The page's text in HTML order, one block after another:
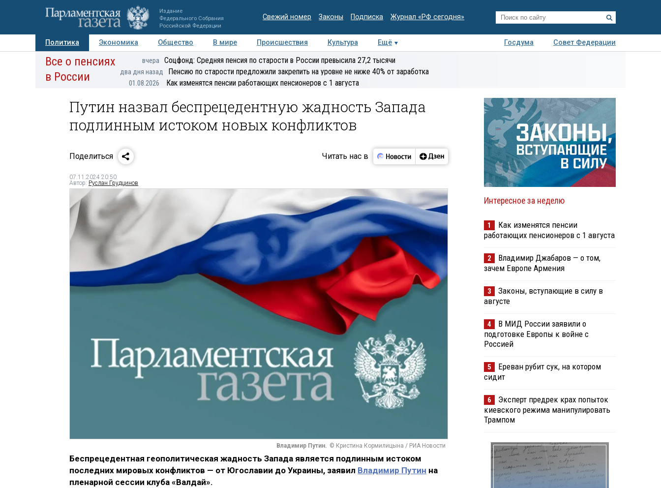
Издание
Федерального Собрания
Российской Федерации
Свежий номер Законы Подписка Журнал «РФ сегодня»
Политика Экономика Общество В мире Происшествия Культура Ещё Госдума
Совет Федерации
Авторы Персоны Мнения Регионы Медиацентр Интервью Колумнисты
экспертиза
Все о пенсиях
в России
вчера Соцфонд: Средняя пенсия по старости в России превысила 27,2 тысячи
два дня назад Пенсию по старости предложили закрепить на уровне не ниже 40% от заработка
01.08.2026 Как изменятся пенсии работающих пенсионеров с 1 августа
Путин назвал беспрецедентную жадность Запада
подлинным истоком новых конфликтов
Поделиться Читать нас в
07.11.2024 20:50
Автор: Руслан Грудцинов
Владимир Путин. © Кристина Кормилицына / РИА Новости
Беспрецедентная геополитическая жадность Запада является подлинным истоком
последних мировых конфликтов — от Югославии до Украины, заявил Владимир Путин на
пленарной сессии клуба «Валдай».
Интересное за неделю
1
Как изменятся пенсии
работающих пенсионеров с 1 августа
2
Владимир Джабаров — о том,
зачем Европе Армения
3
Законы, вступающие в силу в
августе
4
В МИД России заявили о
подготовке Европы к войне с
Россией
5
Ереван рубит сук, на котором
сидит
6
Эксперт предрек крах попыток
киевского режима манипулировать
Трампом